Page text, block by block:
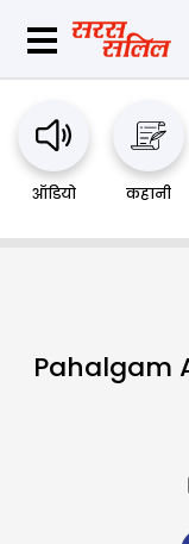
ऑडियो कहानी
Pahalgam